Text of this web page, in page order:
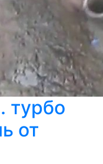
турбо
от